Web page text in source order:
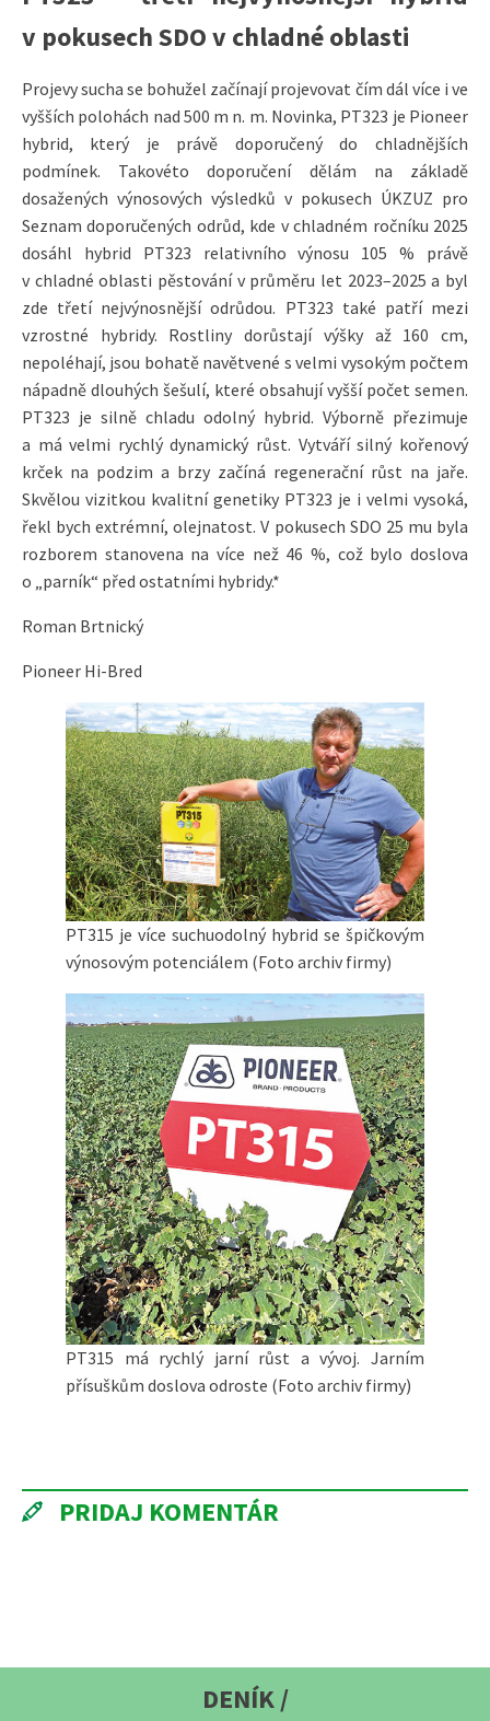
v pokusech SDO v chladné oblasti
Projevy sucha se bohužel začínají projevovat čím dál více i ve
vyšších polohách nad 500 m n. m. Novinka, PT323 je Pioneer
hybrid, který je právě doporučený do chladnějších
podmínek. Takovéto doporučení dělám na základě
dosažených výnosových výsledků v pokusech ÚKZUZ pro
Seznam doporučených odrůd, kde v chladném ročníku 2025
dosáhl hybrid PT323 relativního výnosu 105 % právě
v chladné oblasti pěstování v průměru let 2023–2025 a byl
zde třetí nejvýnosnější odrůdou. PT323 také patří mezi
vzrostné hybridy. Rostliny dorůstají výšky až 160 cm,
nepoléhají, jsou bohatě navětvené s velmi vysokým počtem
nápadně dlouhých šešulí, které obsahují vyšší počet semen.
PT323 je silně chladu odolný hybrid. Výborně přezimuje
a má velmi rychlý dynamický růst. Vytváří silný kořenový
krček na podzim a brzy začíná regenerační růst na jaře.
Skvělou vizitkou kvalitní genetiky PT323 je i velmi vysoká,
řekl bych extrémní, olejnatost. V pokusech SDO 25 mu byla
rozborem stanovena na více než 46 %, což bylo doslova
o „parník“ před ostatními hybridy.*
Roman Brtnický
Pioneer Hi-Bred
PT315 je více suchuodolný hybrid se špičkovým
výnosovým potenciálem (Foto archiv firmy)
PT315 má rychlý jarní růst a vývoj. Jarním
přísuškům doslova odroste (Foto archiv firmy)
PRIDAJ KOMENTÁR
DENÍK /